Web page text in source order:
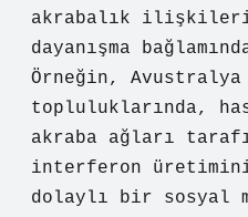
akrabalık ilişkileri
dayanışma
Örneğin,
topluluklarında,
akraba ağları
interferon
dolaylı bir sosyal